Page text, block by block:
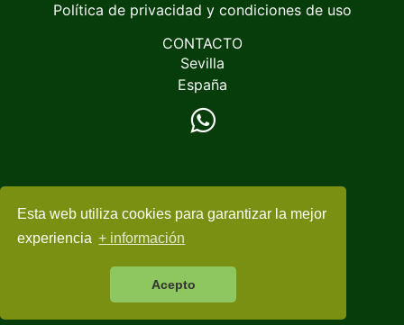
Esta web utiliza cookies para garantizar la mejor
experiencia + información
Acepto
Política de privacidad y condiciones de uso
CONTACTO
Sevilla
España
© 2005-2026 EspacioRural.com